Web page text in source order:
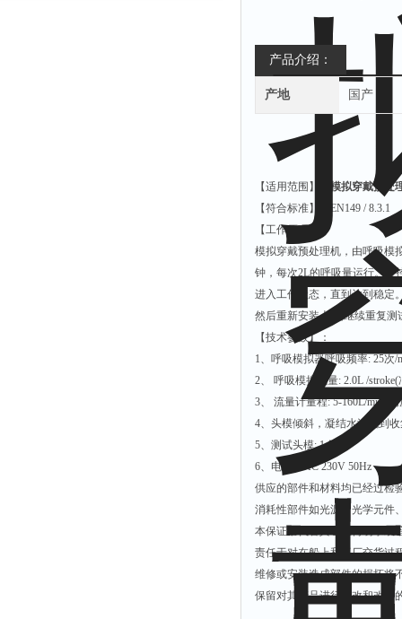
产品介绍：
产地 国产
【适用范围】：
模拟穿戴预处
【符合标准】：EN149 / 8.3.1
【工作原理】：
模拟穿戴预处理机，由呼吸模
钟，每次2L的呼吸量运行。可
进入工作状态，直到达到稳定
然后重新安装上去,继续重复测
【技术参数】：
1、呼吸模拟器呼吸频率: 25次/
2、 呼吸模拟气量: 2.0L /stroke(
3、 流量计量程: 5-160L/min, 精
4、头模倾斜，凝结水汽流到
5、测试头模: 1个。
6、电源：AC 230V 50Hz
供应的部件和材料均已经过检
消耗性部件如光源、光学元件
本保证书代替其它任何明示或
责任于对在船上和工厂交货过
维修或安装造成部件的损坏将
保留对其产品进行更改和改进